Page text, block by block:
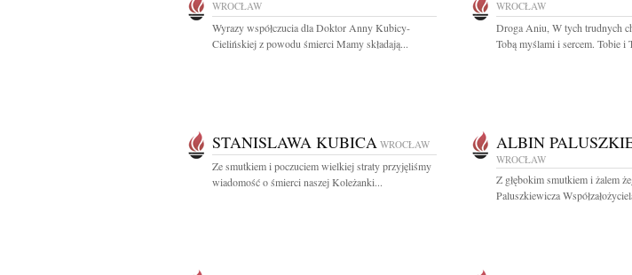
WROCŁAW
Wyrazy współczucia dla Doktor Anny Kubicy-
Cielińskiej z powodu śmierci Mamy składają...
WROCŁAW
Droga Aniu, W tych trudnych
Tobą myślami i sercem. Tobie
STANISLAWA KUBICA WROCŁAW
Ze smutkiem i poczuciem wielkiej straty przyjęliśmy
wiadomość o śmierci naszej Koleżanki...
ALBIN
WROCŁAW
Z głębokim smutkiem i żalem
Paluszkiewicza